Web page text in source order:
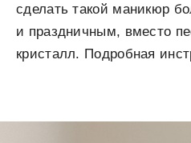
сделать такой маникюр
и праздничным, вместо
кристалл. Подробная